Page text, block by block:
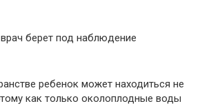
берет под наблюдение
ребенок может находиться не
как только околоплодные воды